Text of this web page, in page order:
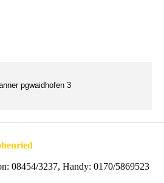
08454/3237, Handy: 0170/5869523